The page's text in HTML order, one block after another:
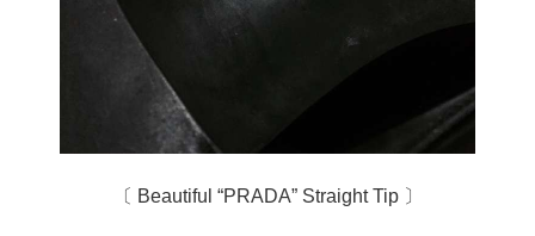
〔 Beautiful “PRADA” Straight Tip 〕